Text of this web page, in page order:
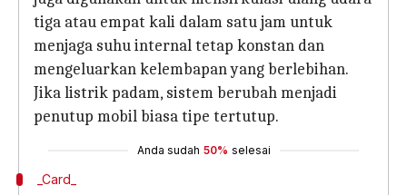
tiga atau empat kali dalam satu jam untuk
menjaga suhu internal tetap konstan dan
mengeluarkan kelembapan yang berlebihan.
Jika listrik padam, sistem berubah menjadi
penutup mobil biasa tipe tertutup.
Anda sudah 50% selesai
_Card_